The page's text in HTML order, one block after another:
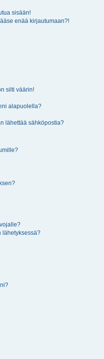
sisään!
enää kirjautumaan?!
silti väärin!
alapuolella?
lähettää sähköpostia?
lähetyksessä?